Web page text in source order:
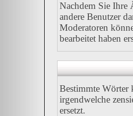
Nachdem Sie Ihre
andere Benutzer
Moderatoren
bearbeitet haben
Bestimmte Wörter
irgendwelche
ersetzt.